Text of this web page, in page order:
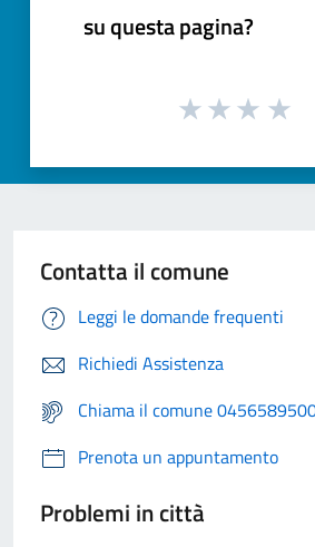
su questa pagina?
Contatta il comune
Leggi le domande frequenti
Richiedi Assistenza
Chiama il comune
Prenota un appuntamento
Problemi in città